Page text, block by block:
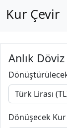
Kur Çevir
Anlık
Dönüşecek Kur